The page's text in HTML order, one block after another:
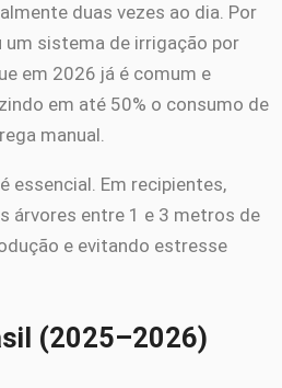
duas vezes ao dia. Por
um sistema de irrigação por
em 2026 já é comum e
em até 50% o consumo de
manual.
essencial. Em recipientes,
árvores entre 1 e 3 metros de
e evitando estresse
(2025–2026)